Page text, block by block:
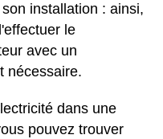
installation : ainsi,
le
avec un
nécessaire.
dans une
pouvez trouver